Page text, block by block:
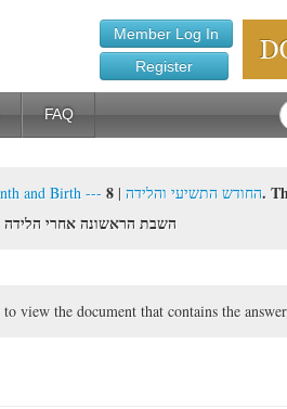
Member Log In
Register
FAQ
Ninth month and Birth --- החודש התשיעי והלידה|
8. The first Shabbos after
the birth -- השבת הראשונה אחרי הלידה
view the document that contains the